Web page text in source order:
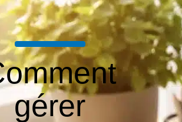
gérer